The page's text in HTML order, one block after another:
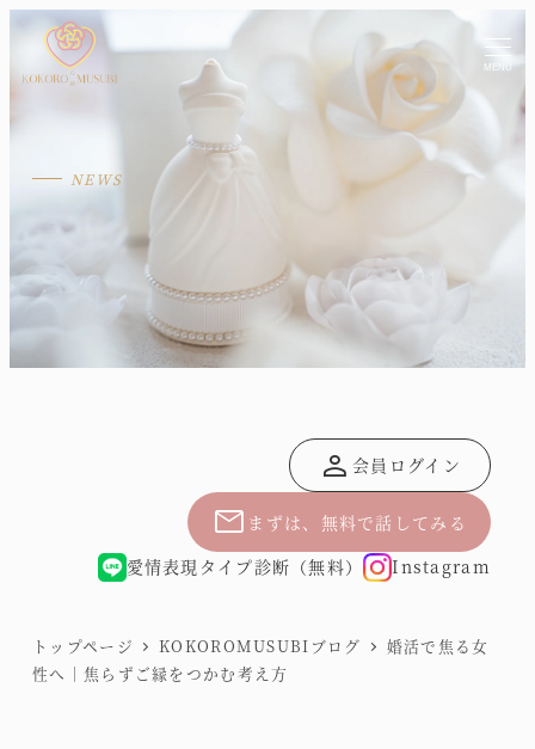
MENU
person 会員ログイン
mail まずは、無料で話してみる
愛情表現タイプ診断（無料）
Instagram
トップページ KOKOROMUSUBIブログ
婚活で焦る女
性へ｜焦らずご縁をつかむ考え方